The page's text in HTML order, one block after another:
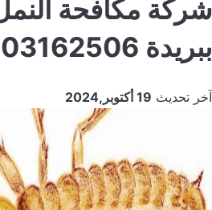
شركة مكافحة
ببريدة 0503162506
آخر تحديث 19 أكتوبر,2024